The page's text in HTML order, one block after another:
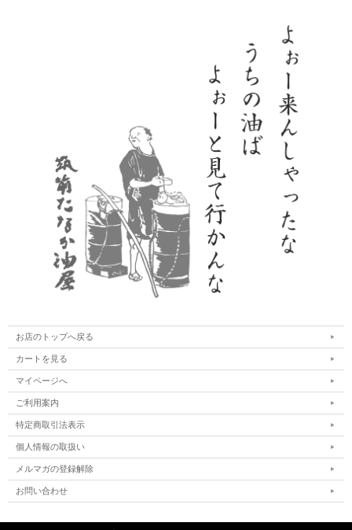
お店のトップへ戻る
カートを見る
マイページへ
ご利用案内
特定商取引法表示
個人情報の取扱い
メルマガの登録解除
お問い合わせ